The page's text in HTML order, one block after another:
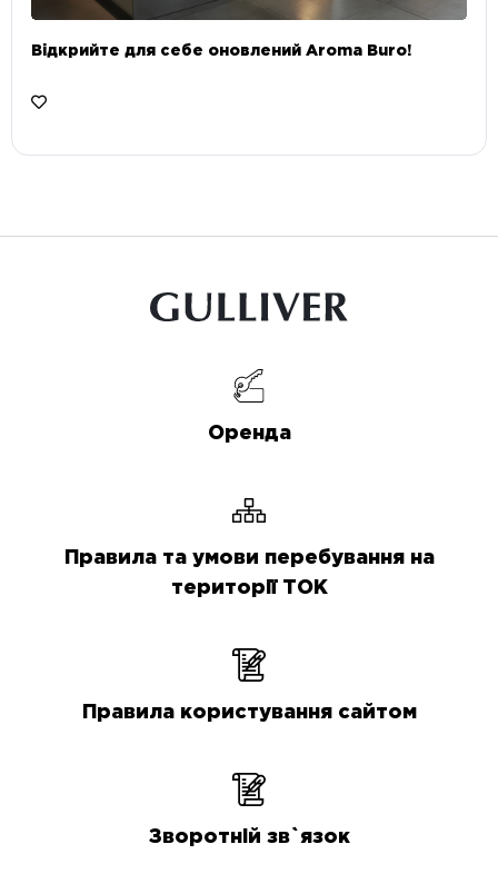
Відкрийте для себе оновлений Aroma Buro! ⠀
Оренда
Правила та умови перебування на
території ТОК
Правила користування сайтом
Зворотній зв`язок